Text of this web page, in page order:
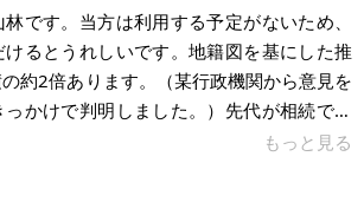
です。当方は利用する予定がないため、
るとうれしいです。地籍図を基にした推
約2倍あります。（某行政機関から意見を
かけで判明しました。）先代が相続で所
経ちます。手つかずですが、その間にトラ
もっと見る